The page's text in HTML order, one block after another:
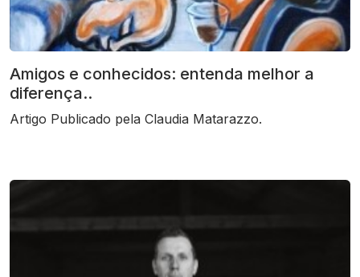
Amigos e conhecidos: entenda melhor a
diferença..
Artigo Publicado pela Claudia Matarazzo.